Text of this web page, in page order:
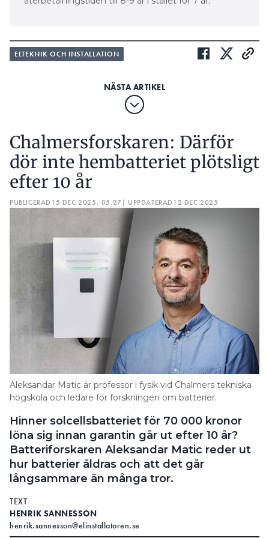
ELTEKNIK OCH INSTALLATION
Chalmersforskaren: Därför
dör inte hembatteriet plötsligt
efter 10 år
PUBLICERAD 15 DEC 2025, 05:27| UPPDATERAD 12 DEC 2025
Aleksandar Matic är professor i fysik vid Chalmers tekniska
högskola och ledare för forskningen om batterier.
Hinner solcellsbatteriet för 70 000 kronor
löna sig innan garantin går ut efter 10 år?
Batteriforskaren Aleksandar Matic reder ut
hur batterier åldras och att det går
långsammare än många tror.
TEXT
HENRIK SANNESSON
henrik.sannesson@elinstallatoren.se